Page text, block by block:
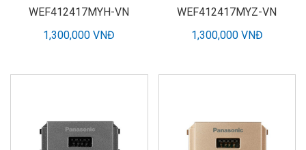
WEF412417MYH-VN
1,300,000 VNĐ
WEF412417MYZ-VN
1,300,000 VNĐ